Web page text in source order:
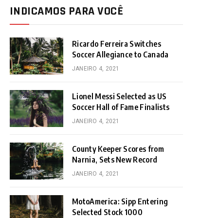
INDICAMOS PARA VOCÊ
Ricardo Ferreira Switches
Soccer Allegiance to Canada
JANEIRO 4, 2021
Lionel Messi Selected as US
Soccer Hall of Fame Finalists
JANEIRO 4, 2021
County Keeper Scores from
Narnia, Sets New Record
JANEIRO 4, 2021
MotoAmerica: Sipp Entering
Selected Stock 1000